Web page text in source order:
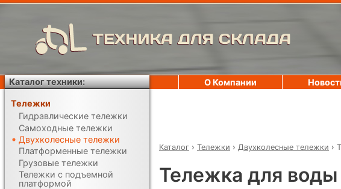
ТЕХНИКА ДЛЯ СКЛАДА
Каталог › Тележки › Двухколесные тележки ›
Тележка для
О Компании
Каталог техники:
Тележки
Гидравлические тележки
Самоходные тележки
Двухколесные тележки
Платформенные тележки
Грузовые тележки
Тележки с подъемной
платформой